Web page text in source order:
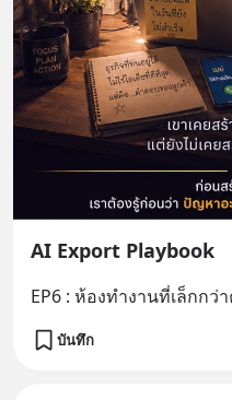
AI Export Playbook
EP6 : ห้องทำงานที่เล็กกว่
บันทึก